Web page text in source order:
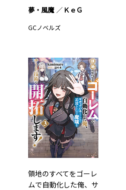
夢・風魔 ＫｅＧ
GCノベルズ
領地のすべてをゴーレ
ムで自動化した俺、サ